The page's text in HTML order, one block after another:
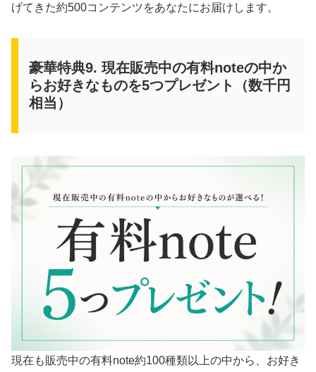
げてきた約500コンテンツをあなたにお届けします。
豪華特典9. 現在販売中の有料noteの中か
らお好きなものを5つプレゼント（数千円
相当）
現在も販売中の有料note約100種類以上の中から、お好き